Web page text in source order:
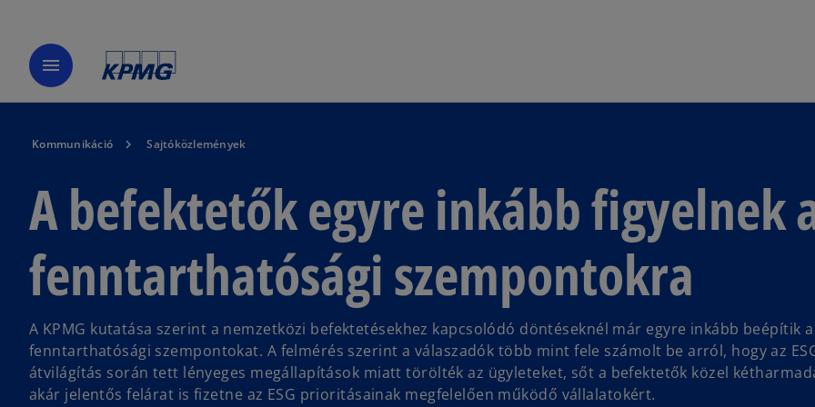
menu
Kommunikáció Sajtóközlemények
A befektetők egyre inkább figyelnek
fenntarthatósági szempontokra
A KPMG kutatása szerint a nemzetközi befektetésekhez kapcsolódó döntéseknél már egyre inkább beépítik a
fenntarthatósági szempontokat. A felmérés szerint a válaszadók több mint fele számolt be arról, hogy az
átvilágítás során tett lényeges megállapítások miatt törölték az ügyleteket, sőt a befektetők közel
akár jelentős felárat is fizetne az ESG prioritásainak megfelelően működő vállalatokért.